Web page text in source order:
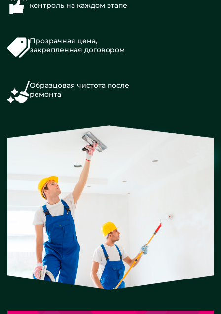
контроль на каждом этапе
Прозрачная цена,
закрепленная договором
Образцовая чистота после
ремонта